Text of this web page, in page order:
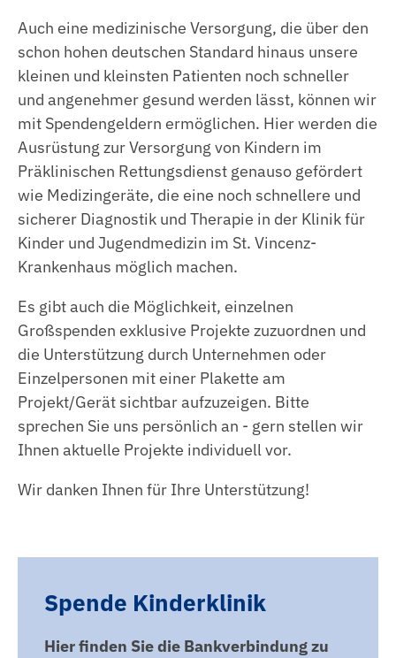
Auch eine medizinische Versorgung, die über den
schon hohen deutschen Standard hinaus unsere
kleinen und kleinsten Patienten noch schneller
und angenehmer gesund werden lässt, können wir
mit Spendengeldern ermöglichen. Hier werden die
Ausrüstung zur Versorgung von Kindern im
Präklinischen Rettungsdienst genauso gefördert
wie Medizingeräte, die eine noch schnellere und
sicherer Diagnostik und Therapie in der Klinik für
Kinder und Jugendmedizin im St. Vincenz-
Krankenhaus möglich machen.
Es gibt auch die Möglichkeit, einzelnen
Großspenden exklusive Projekte zuzuordnen und
die Unterstützung durch Unternehmen oder
Einzelpersonen mit einer Plakette am
Projekt/Gerät sichtbar aufzuzeigen. Bitte
sprechen Sie uns persönlich an - gern stellen wir
Ihnen aktuelle Projekte individuell vor.
Wir danken Ihnen für Ihre Unterstützung!
Spende Kinderklinik
Hier finden Sie die Bankverbindung zu